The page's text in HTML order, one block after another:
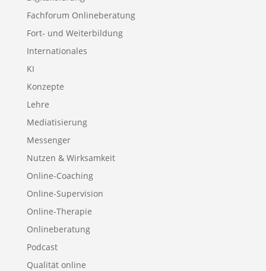
Fachforum Onlineberatung
Fort- und Weiterbildung
Internationales
KI
Konzepte
Lehre
Mediatisierung
Messenger
Nutzen & Wirksamkeit
Online-Coaching
Online-Supervision
Online-Therapie
Onlineberatung
Podcast
Qualität online